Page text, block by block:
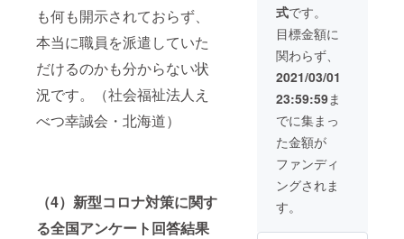
も何も開示されておらず、
本当に職員を派遣していた
だけるのかも分からない状
況です。（社会福祉法人え
べつ幸誠会・北海道）
（4）新型コロナ対策に関す
る全国アンケート回答結果
柊の郷
の施設
見学も
含まれ
てお
り、大
川総裁
が自ら
全施設
をご案
内いた
しま
す。 見
祉法人
」「大
和野菜
詰め合
わせ
（大）
」「日
本酒 幻
夜・零
720ml
セット
（枡2個
付き）
引き換
ト」
「クピ
ドオリ
ジナル
商品ギ
フト」
「遠赤
焙煎
コー
ヒー豆
詰め合
わせギ
フト」
「大和
せ
式です。
目標金額に
関わらず、
2021/03/01
23:59:59ま
でに集まっ
た金額が
ファンディ
ングされま
す。